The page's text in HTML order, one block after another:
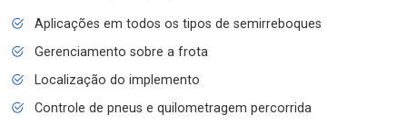
Aplicações em todos os tipos de semirreboques
Gerenciamento sobre a frota
Localização do implemento
Controle de pneus e quilometragem percorrida